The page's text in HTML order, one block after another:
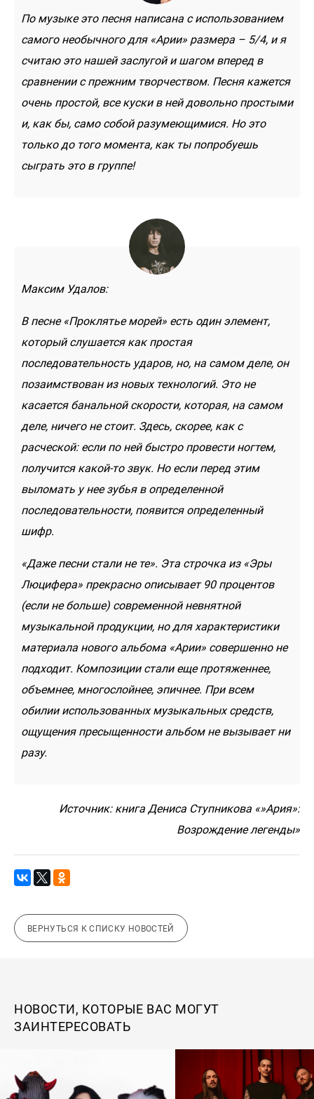
По музыке это песня написана с использованием
самого необычного для «Арии» размера – 5/4, и я
считаю это нашей заслугой и шагом вперед в
сравнении с прежним творчеством. Песня кажется
очень простой, все куски в ней довольно простыми
и, как бы, само собой разумеющимися. Но это
только до того момента, как ты попробуешь
сыграть это в группе!
Максим Удалов:
В песне «Проклятье морей» есть один элемент,
который слушается как простая
последовательность ударов, но, на самом деле, он
позаимствован из новых технологий. Это не
касается банальной скорости, которая, на самом
деле, ничего не стоит. Здесь, скорее, как с
расческой: если по ней быстро провести ногтем,
получится какой-то звук. Но если перед этим
выломать у нее зубья в определенной
последовательности, появится определенный
шифр.
«Даже песни стали не те». Эта строчка из «Эры
Люцифера» прекрасно описывает 90 процентов
(если не больше) современной невнятной
музыкальной продукции, но для характеристики
материала нового альбома «Арии» совершенно не
подходит. Композиции стали еще протяженнее,
объемнее, многослойнее, эпичнее. При всем
обилии использованных музыкальных средств,
ощущения пресыщенности альбом не вызывает ни
разу.
Источник: книга Дениса Ступникова «»Ария»:
Возрождение легенды»
ВЕРНУТЬСЯ К СПИСКУ НОВОСТЕЙ
НОВОСТИ, КОТОРЫЕ ВАС МОГУТ
ЗАИНТЕРЕСОВАТЬ